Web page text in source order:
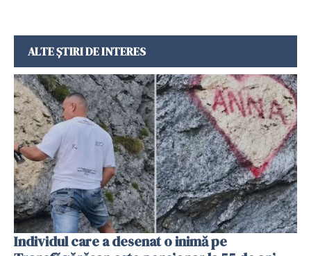
ALTE ȘTIRI DE INTERES
Individul care a desenat o inimă pe